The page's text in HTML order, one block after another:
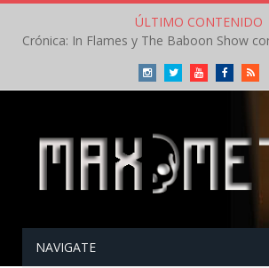
ÚLTIMO CONTENIDO
InstagramTwitterYoutubeFacebookRSS
NAVIGATE